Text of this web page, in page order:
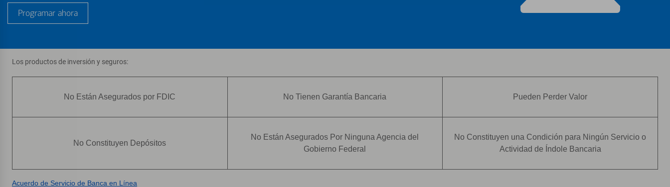
Programar ahora
Los productos de inversión y seguros:
No Están Asegurados por FDIC No Tienen Garantía Bancaria Pueden Perder Valor
No Constituyen Depósitos
No Están Asegurados Por Ninguna Agencia del
Gobierno Federal
No Constituyen una Condición para Ningún Servicio o
Actividad de Índole Bancaria
Acuerdo de Servicio de Banca en Línea